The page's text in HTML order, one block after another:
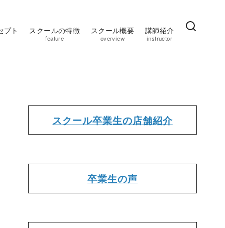
プト スクールの特徴
feature
スクール概要
overview
講師紹介
instructor
スクール卒業生の店舗紹介
卒業生の声